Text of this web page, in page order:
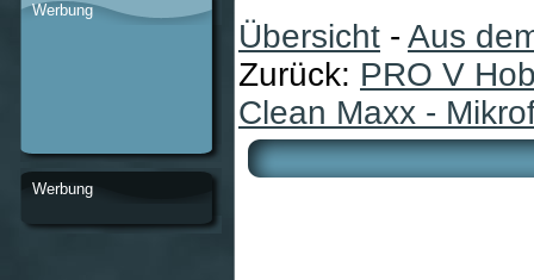
Übersicht - Aus
Zurück: PRO V
Clean Maxx -
Werbung
Werbung